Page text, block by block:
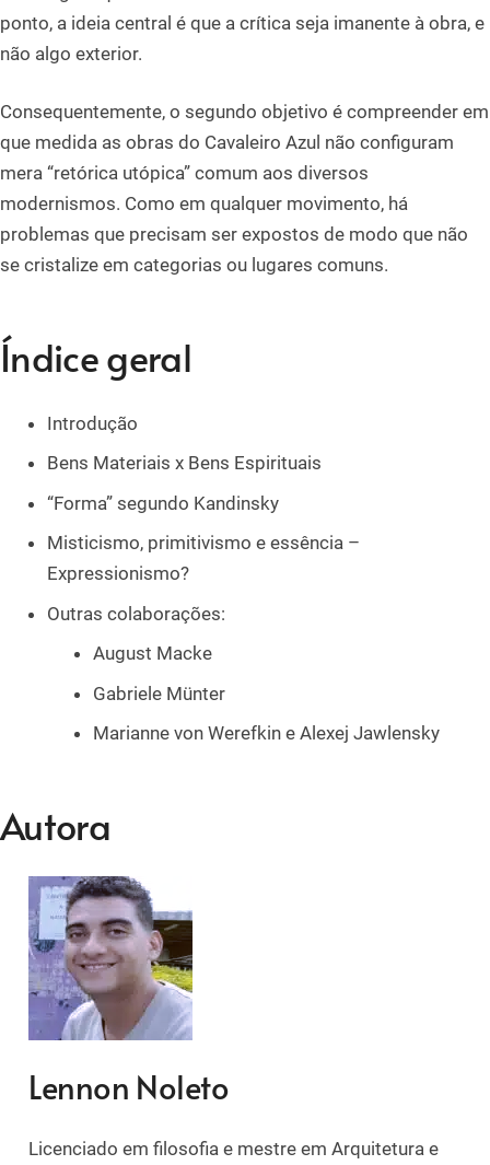
ponto, a ideia central é que a crítica seja imanente à obra, e
não algo exterior.
Consequentemente, o segundo objetivo é compreender em
que medida as obras do Cavaleiro Azul não configuram
mera “retórica utópica” comum aos diversos
modernismos. Como em qualquer movimento, há
problemas que precisam ser expostos de modo que não
se cristalize em categorias ou lugares comuns.
Índice geral
Introdução
Bens Materiais x Bens Espirituais
“Forma” segundo Kandinsky
Misticismo, primitivismo e essência –
Expressionismo?
Outras colaborações:
August Macke
Gabriele Münter
Marianne von Werefkin e Alexej Jawlensky
Autora
Lennon Noleto
Licenciado em filosofia e mestre em Arquitetura e